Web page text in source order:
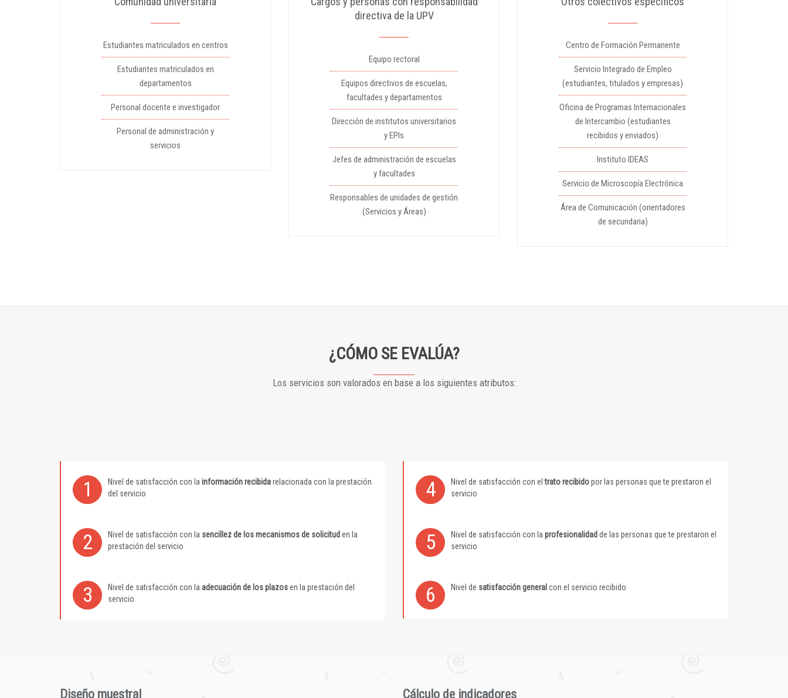
Estudiantes matriculados en centros
Estudiantes matriculados en
departamentos
Personal docente e investigador
Personal de administración y
servicios
directiva de la UPV
Equipo rectoral
Equipos directivos de escuelas,
facultades y departamentos
Dirección de institutos universitarios
y EPIs
Jefes de administración de escuelas
y facultades
Responsables de unidades de gestión
(Servicios y Áreas)
Centro de Formación Permanente
Servicio Integrado de Empleo
(estudiantes, titulados y empresas)
Oficina de Programas Internacionales
de Intercambio (estudiantes
recibidos y enviados)
Instituto IDEAS
Servicio de Microscopía Electrónica
Área de Comunicación (orientadores
de secundaria)
¿CÓMO SE EVALÚA?
Los servicios son valorados en base a los siguientes atributos:
1 Nivel de satisfacción con la información recibidarelacionada con la prestación
del servicio
4 Nivel de satisfacción con eltrato recibidopor las personas que te prestaron el
servicio
2 Nivel de satisfacción con la sencillez de los mecanismos de solicitud en la
prestación del servicio
5 Nivel de satisfacción con la profesionalidad de las personas que te prestaron el
servicio
3 Nivel de satisfacción con la adecuación de los plazosen la prestación del
servicio
6 Nivel de satisfacción general con el servicio recibido
Diseño muestral Cálculo de indicadores